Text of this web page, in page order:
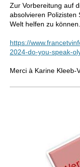
Zur Vorbereitung auf
absolvieren Polizisten
Welt helfen zu können.
https://
2024-do-you-speak-
Merci à Karine Kleeb-